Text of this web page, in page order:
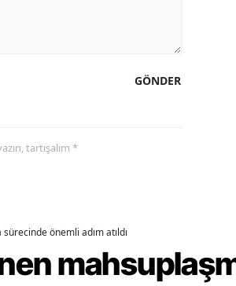
GÖNDER
tartışalım *
önemli adım atıldı